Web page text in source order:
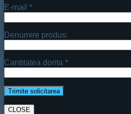
E-mail *
Denumire produs:
Cantitatea dorita *
CLOSE